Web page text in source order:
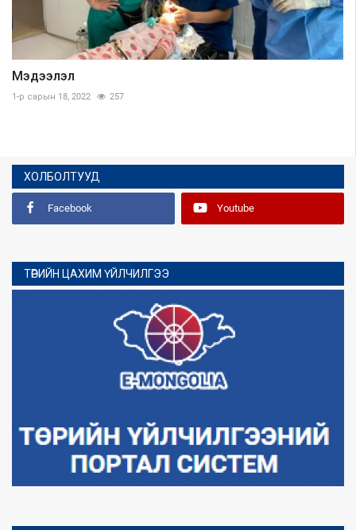
Мэдээлэл
1-р сарын 18, 2022 257
ХОЛБОЛТУУД
Facebook Youtube
ТӨРИЙН ЦАХИМ ҮЙЛЧИЛГЭЭ